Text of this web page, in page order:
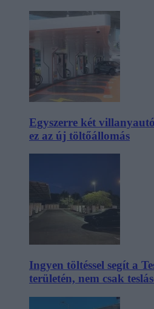
Egyszerre két
ez az új töltőállomás
Ingyen töltéssel segít a
területén, nem csak